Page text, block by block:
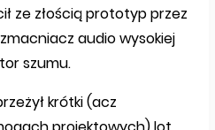
ze złością prototyp przez
audio wysokiej
szumu.
krótki (acz